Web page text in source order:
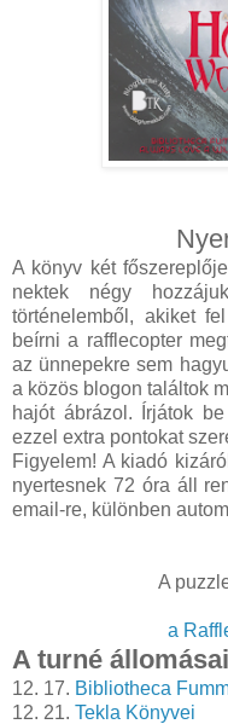
A könyv két
nektek négy
történelemből, akiket
beírni a rafflecopter
az ünnepekre sem
a közös blogon találtok
hajót ábrázol. Írjátok
ezzel extra pontokat
Figyelem! A kiadó
nyertesnek 72 óra áll
email-re, különben
A
a
A turné állomásai
12. 17. Bibliotheca
12. 21. Tekla Könyvei